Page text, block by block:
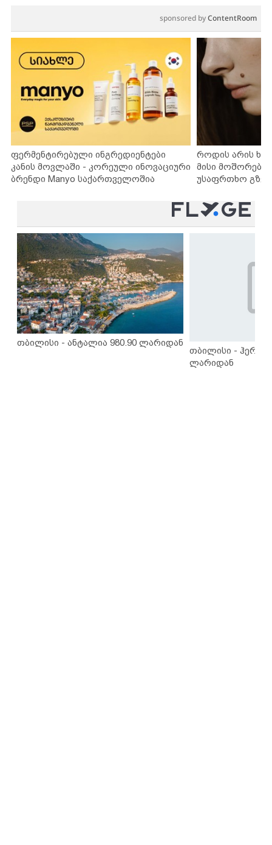
sponsored byContentRoom
ფერმენტირებული ინგრედიენტები
კანის მოვლაში - კორეული ინოვაციური
ბრენდი Manyo საქართველოშია
როდის არის
მისი
უსაფრთხო
თბილისი - ანტალია 980.90 ლარიდან
თბილისი -
ლარიდან